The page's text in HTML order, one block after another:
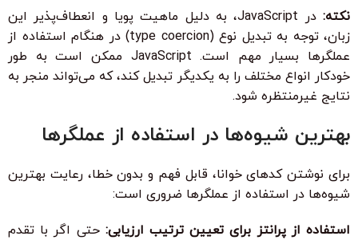
نکته:
در JavaScript، به دلیل ماهیت پویا و انعطاف‌پذیر این
زبان، توجه به تبدیل نوع (type coercion) در هنگام استفاده از
عملگرها بسیار مهم است. JavaScript ممکن است به طور
خودکار انواع مختلف را به یکدیگر تبدیل کند، که می‌تواند منجر به
نتایج غیرمنتظره شود.
بهترین شیوه‌ها در استفاده از عملگرها
برای نوشتن کدهای خوانا، قابل فهم و بدون خطا، رعایت بهترین
شیوه‌ها در استفاده از عملگرها ضروری است:
استفاده از پرانتز برای تعیین ترتیب ارزیابی: حتی اگر با تقدم